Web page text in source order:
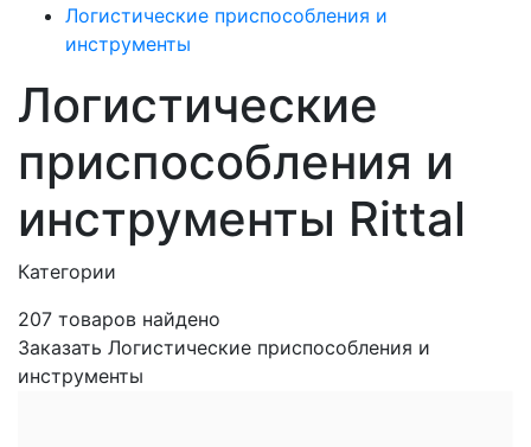
Логистические приспособления и
инструменты
Логистические
приспособления и
инструменты Rittal
Категории
207 товаров найдено
Заказать Логистические приспособления и
инструменты